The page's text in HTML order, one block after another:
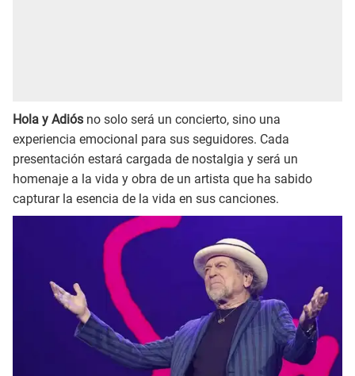
Hola y Adiós no solo será un concierto, sino una
experiencia emocional para sus seguidores. Cada
presentación estará cargada de nostalgia y será un
homenaje a la vida y obra de un artista que ha sabido
capturar la esencia de la vida en sus canciones.